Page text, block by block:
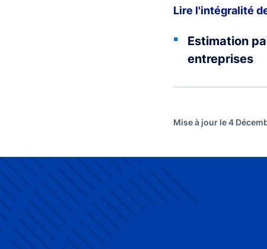
Lire l'intégralité
Estimation
entreprises
Mise à jour le 4